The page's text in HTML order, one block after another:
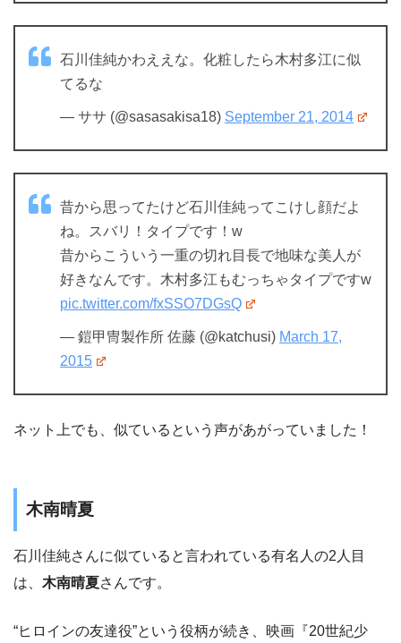
石川佳純かわええな。化粧したら木村多江に似
てるな
— ササ (@sasasakisa18) September 21, 2014
昔から思ってたけど石川佳純ってこけし顔だよ
ね。スバリ！タイプです！w
昔からこういう一重の切れ目長で地味な美人が
好きなんです。木村多江もむっちゃタイプですw
pic.twitter.com/fxSSO7DGsQ
— 鎧甲冑製作所 佐藤 (@katchusi) March 17,
2015
ネット上でも、似ているという声があがっていました！
木南晴夏
石川佳純さんに似ていると言われている有名人の2人目
は、 木南晴夏さんです。
“ヒロインの友達役”という役柄が続き、映画『20世紀少